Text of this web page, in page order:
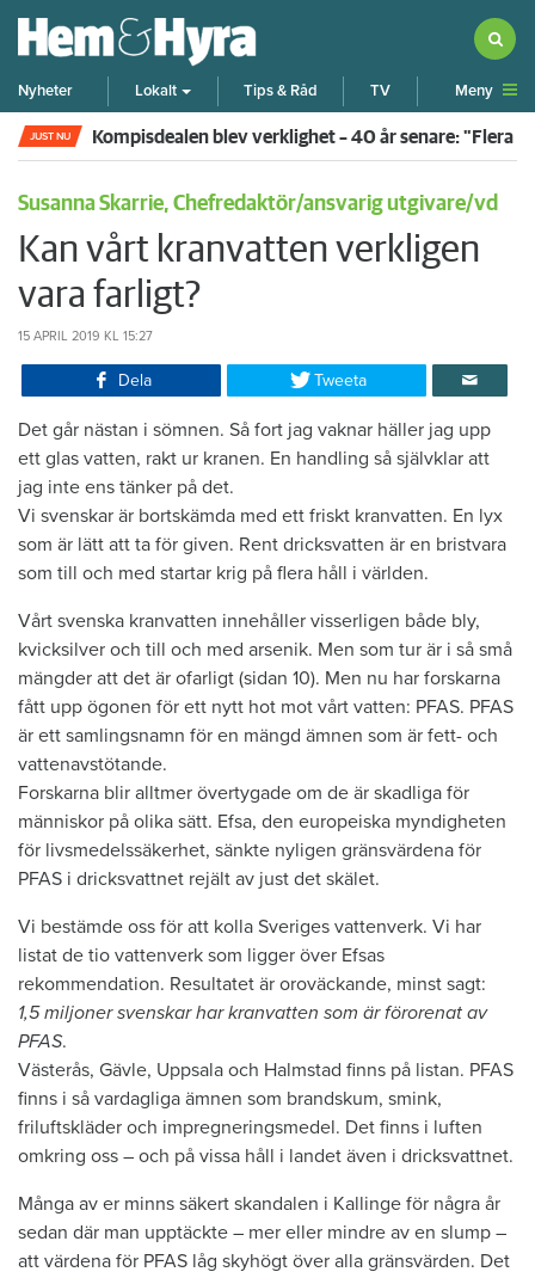
Nyheter Lokalt Tips & Råd TV Meny
JUST NU Kompisdealen blev verklighet – 40 år senare: "Flera
Susanna Skarrie, Chefredaktör/ansvarig utgivare/vd
Kan vårt kranvatten verkligen
vara farligt?
15 APRIL 2019 KL 15:27
Dela Tweeta
Det går nästan i sömnen. Så fort jag vaknar häller jag upp
ett glas vatten, rakt ur kranen. En handling så självklar att
jag inte ens tänker på det.
Vi svenskar är bortskämda med ett friskt kranvatten. En lyx
som är lätt att ta för given. Rent dricksvatten är en bristvara
som till och med startar krig på flera håll i världen.
Vårt svenska kranvatten innehåller ­visserligen både bly,
kvicksilver och till och med arsenik. Men som tur är i så små
mängder att det är ofarligt (sidan 10). Men nu har forskarna
fått upp ögonen för ett nytt hot mot vårt vatten: PFAS. PFAS
är ett samlingsnamn för en mängd ämnen som är fett- och
vattenavstötande.
Forskarna blir alltmer övertygade om de är skadliga för
människor på olika sätt. Efsa, den europeiska myndigheten
för livsmedelssäkerhet, sänkte nyligen gränsvärdena för
PFAS i dricksvattnet rejält av just det skälet.
Vi bestämde oss för att kolla Sveriges vattenverk. Vi har
listat de tio vattenverk som ligger över Efsas
rekommendation. Resultatet är oroväckande, minst sagt:
1,5 miljoner svenskar har kranvatten som är förorenat av
PFAS.
Västerås, Gävle, Uppsala och Halmstad finns på listan. PFAS
finns i så vardagliga ämnen som brandskum, smink,
friluftskläder och impregneringsmedel. Det finns i luften
omkring oss – och på vissa håll i landet även i dricksvattnet.
Många av er minns säkert skandalen i Kallinge för några år
sedan där man upptäckte – mer eller mindre av en slump –
att värdena för PFAS låg skyhögt över alla gränsvärden. Det